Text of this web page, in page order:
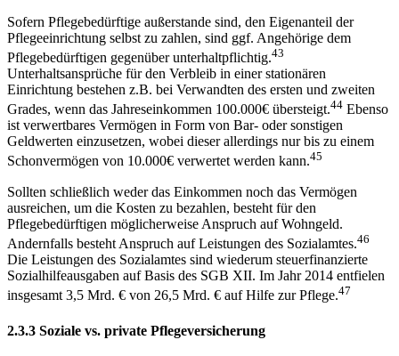
Sofern Pflegebedürftige außerstande sind, den Eigenanteil der
Pflegeeinrichtung selbst zu zahlen, sind ggf. Angehörige dem
Pflegebedürftigen gegenüber unterhaltpflichtig.43
Unterhaltsansprüche für den Verbleib in einer stationären
Einrichtung bestehen z.B. bei Verwandten des ersten und zweiten
Grades, wenn das Jahreseinkommen 100.000€ übersteigt.44 Ebenso
ist verwertbares Vermögen in Form von Bar- oder sonstigen
Geldwerten einzusetzen, wobei dieser allerdings nur bis zu einem
Schonvermögen von 10.000€ verwertet werden kann.45
Sollten schließlich weder das Einkommen noch das Vermögen
ausreichen, um die Kosten zu bezahlen, besteht für den
Pflegebedürftigen möglicherweise Anspruch auf Wohngeld.
Andernfalls besteht Anspruch auf Leistungen des Sozialamtes.46
Die Leistungen des Sozialamtes sind wiederum steuerfinanzierte
Sozialhilfeausgaben auf Basis des SGB XII. Im Jahr 2014 entfielen
insgesamt 3,5 Mrd. € von 26,5 Mrd. € auf Hilfe zur Pflege.47
2.3.3 Soziale vs. private Pflegeversicherung